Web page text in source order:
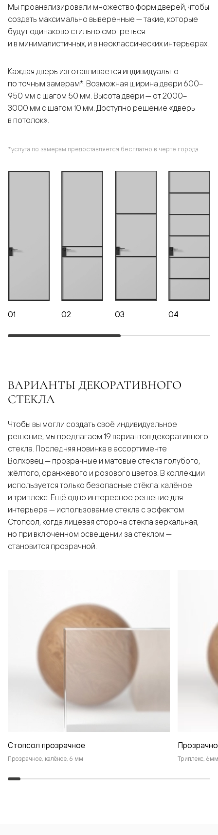
Мы проанализировали множество форм дверей, чтобы
создать максимально выверенные — такие, которые
будут одинаково стильно смотреться
и в минималистичных, и в неоклассических интерьерах.
Каждая дверь изготавливается индивидуально
по точным замерам*. Возможная ширина двери 600–
950 мм с шагом 50 мм. Высота двери — от 2000–
3000 мм с шагом 10 мм. Доступно решение «дверь
в потолок».
*услуга по замерам предоставляется бесплатно в черте города
01 02 03 04
ВАРИАНТЫ ДЕКОРАТИВНОГО
СТЕКЛА
Чтобы вы могли создать своё индивидуальное
решение, мы предлагаем 19 вариантов декоративного
стекла. Последняя новинка в ассортименте
Волховец — прозрачные и матовые стёкла голубого,
жёлтого, оранжевого и розового цветов. В коллекции
используется только безопасные стёкла: калёное
и триплекс. Ещё одно интересное решение для
интерьера — использование стекла с эффектом
Стопсол, когда лицевая сторона стекла зеркальная,
но при включенном освещении за стеклом —
становится прозрачной.
Стопсол прозрачное
Прозрачное, калёное, 6 мм Триплекс, 6мм